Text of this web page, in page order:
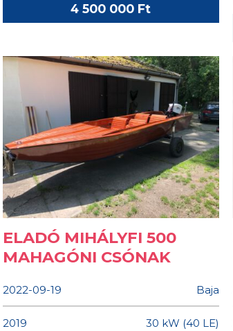
4 500 000 Ft
ELADÓ MIHÁLYFI 500
MAHAGÓNI CSÓNAK
2022-09-19 Baja
2019 30 kW (40 LE)